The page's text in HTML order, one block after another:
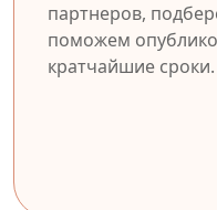
партнеров,
поможем
кратчайшие сроки.